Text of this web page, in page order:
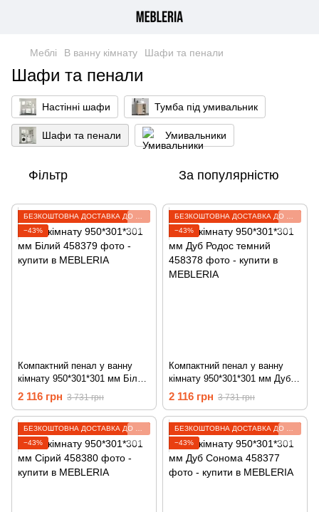
Меблі В ванну кімнату Шафи та пенали
Шафи та пенали
Настінні шафи Тумба під умивальник
Шафи та пенали Умивальники
Фільтр За популярністю
−43%
Компактний пенал у ванну
кімнату 950*301*301 мм Білий
458379
2 116 грн 3 731 грн
−43%
Компактний пенал у ванну
кімнату 950*301*301 мм Дуб
Родос темний 458378
2 116 грн 3 731 грн
−43%
−43%